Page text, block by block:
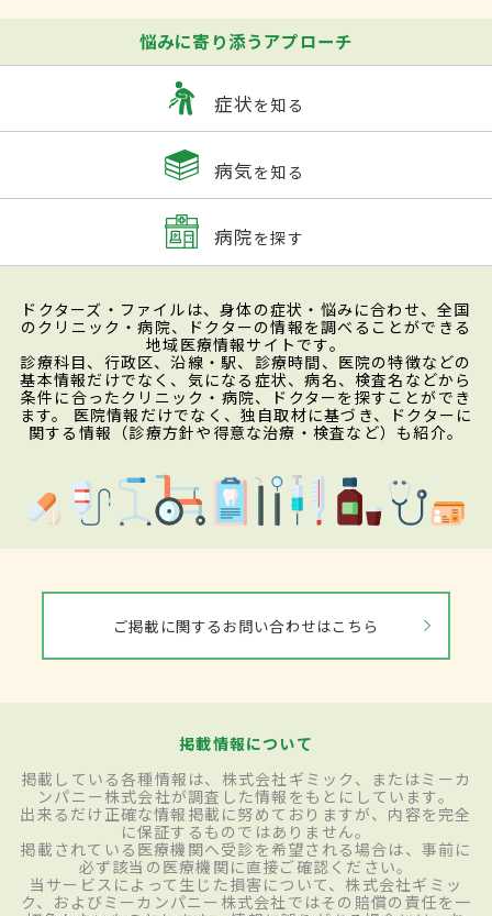
悩みに寄り添うアプローチ
症状を知る
病気を知る
病院を探す
ドクターズ・ファイルは、身体の症状・悩みに合わせ、全国
のクリニック・病院、ドクターの情報を調べることができる
地域医療情報サイトです。
診療科目、行政区、沿線・駅、診療時間、医院の特徴などの
基本情報だけでなく、気になる症状、病名、検査名などから
条件に合ったクリニック・病院、ドクターを探すことができ
ます。 医院情報だけでなく、独自取材に基づき、ドクターに
関する情報（診療方針や得意な治療・検査など）も紹介。
ご掲載に関するお問い合わせはこちら
掲載情報について
掲載している各種情報は、株式会社ギミック、またはミーカ
ンパニー株式会社が調査した情報をもとにしています。
出来るだけ正確な情報掲載に努めておりますが、内容を完全
に保証するものではありません。
掲載されている医療機関へ受診を希望される場合は、事前に
必ず該当の医療機関に直接ご確認ください。
当サービスによって生じた損害について、株式会社ギミッ
ク、およびミーカンパニー株式会社ではその賠償の責任を一